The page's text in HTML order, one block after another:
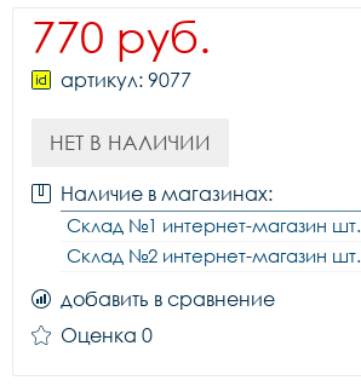
770 руб.
артикул: 9077
НЕТ В НАЛИЧИИ
Наличие в магазинах:
Склад №1 интернет-магазин шт.
Склад №2 интернет-магазин шт.
добавить в сравнение
Оценка 0